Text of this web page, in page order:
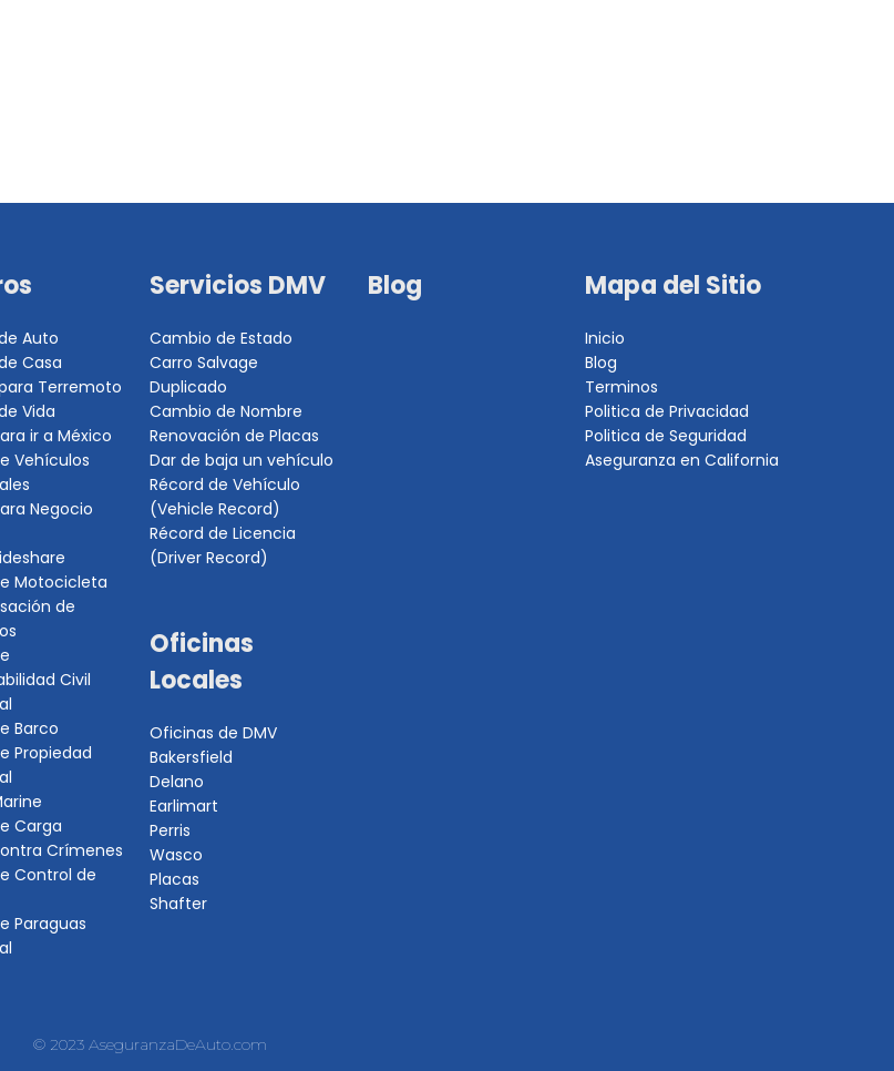
Auto
Casa
Terremoto
Vida
ir a México
Vehículos
Negocio
Motocicleta
de
Civil
Barco
Propiedad
Carga
Crímenes
Control de
Paraguas
Servicios DMV
Cambio de Estado
Carro Salvage
Duplicado
Cambio de Nombre
Renovación de Placas
Dar de baja un vehículo
Récord de Vehículo
(Vehicle Record)
Récord de Licencia
(Driver Record)
Oficinas
Locales
Oficinas de DMV
Bakersfield
Delano
Earlimart
Perris
Wasco
Placas
Shafter
Blog Mapa del Sitio
Inicio
Blog
Terminos
Politica de Privacidad
Politica de Seguridad
Aseguranza en California
© 2023 AseguranzaDeAuto.com